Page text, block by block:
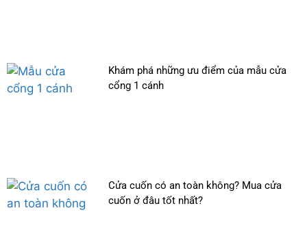
Khám phá những ưu điểm của mẫu cửa
cổng 1 cánh
Cửa cuốn có an toàn không? Mua cửa
cuốn ở đâu tốt nhất?